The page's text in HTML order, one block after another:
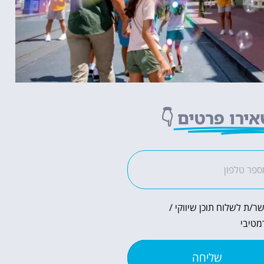
פרטים 👇
ת לשלוח תוכן שיווקי /
שליחה